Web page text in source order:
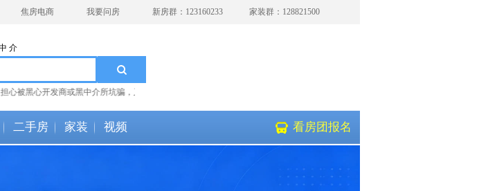
焦房电商 我要问房 新房群：123160233 家装群：128821500
介
黑心开发商或黑中介所坑骗，又或者开发商逾期交房，新房收房时出现房屋面积缩水等质量问题。一个电话为您排忧解难，走过
二手房 家装 视频 看房团报名